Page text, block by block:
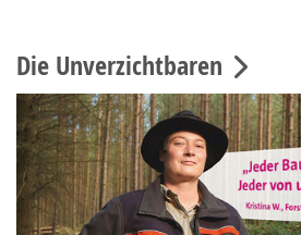
Die Unverzichtbaren